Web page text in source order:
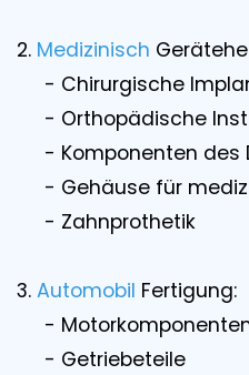
2. Medizinisch
- Chirurgische
- Orthopädische
- Komponenten des
- Gehäuse für
- Zahnprothetik
3. Automobil Fertigung:
-
- Getriebeteile